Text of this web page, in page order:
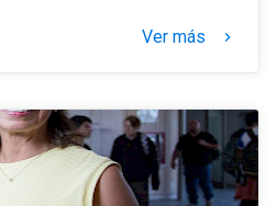
Ver más keyboard_arrow_right